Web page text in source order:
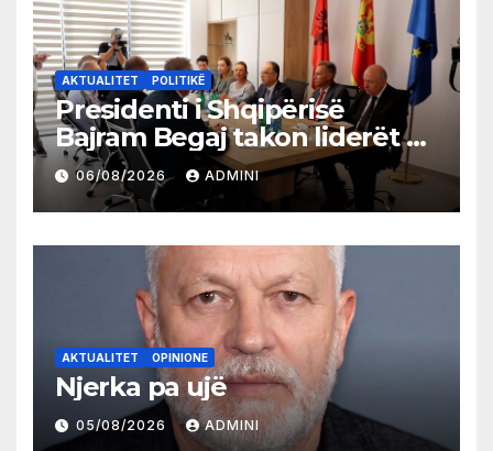
AKTUALITET POLITIKË
Presidenti i Shqipërisë
Bajram Begaj takon liderët e
partive shqiptare në Ulqin
06/08/2026 ADMINI
AKTUALITET OPINIONE
Njerka pa ujë
05/08/2026 ADMINI